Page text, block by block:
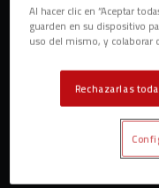
Al hacer clic en “Aceptar
guarden en su dispositivo
uso del mismo, y colaborar
Rechazarlas